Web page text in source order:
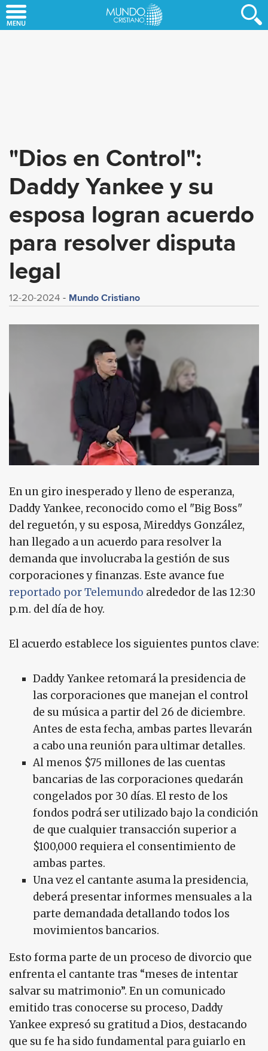
to
"Dios en Control":
Daddy Yankee y su
esposa logran acuerdo
para resolver disputa
legal
12-20-2024 Mundo Cristiano
En un giro inesperado y lleno de esperanza,
Daddy Yankee, reconocido como el "Big Boss"
del reguetón, y su esposa, Mireddys González,
han llegado a un acuerdo para resolver la
demanda que involucraba la gestión de sus
corporaciones y finanzas. Este avance fue
reportado por Telemundo alrededor de las 12:30
p.m. del día de hoy.
El acuerdo establece los siguientes puntos clave:
Daddy Yankee retomará la presidencia de
las corporaciones que manejan el control
de su música a partir del 26 de diciembre.
Antes de esta fecha, ambas partes llevarán
a cabo una reunión para ultimar detalles.
Al menos $75 millones de las cuentas
bancarias de las corporaciones quedarán
congelados por 30 días. El resto de los
fondos podrá ser utilizado bajo la condición
de que cualquier transacción superior a
$100,000 requiera el consentimiento de
ambas partes.
Una vez el cantante asuma la presidencia,
deberá presentar informes mensuales a la
parte demandada detallando todos los
movimientos bancarios.
Esto forma parte de un proceso de divorcio que
enfrenta el cantante tras “meses de intentar
salvar su matrimonio”. En un comunicado
emitido tras conocerse su proceso, Daddy
Yankee expresó su gratitud a Dios, destacando
que su fe ha sido fundamental para guiarlo en